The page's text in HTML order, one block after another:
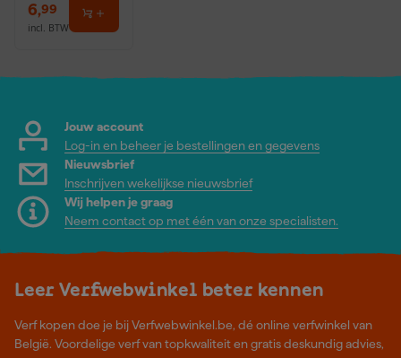
6,99
incl. BTW
Jouw account
Log-in en beheer je bestellingen en gegevens
Nieuwsbrief
Inschrijven wekelijkse nieuwsbrief
Wij helpen je graag
Neem contact op met één van onze specialisten.
Leer Verfwebwinkel beter kennen
Verf kopen doe je bij Verfwebwinkel.be, dé online verfwinkel van
België. Voordelige verf van topkwaliteit en gratis deskundig advies,